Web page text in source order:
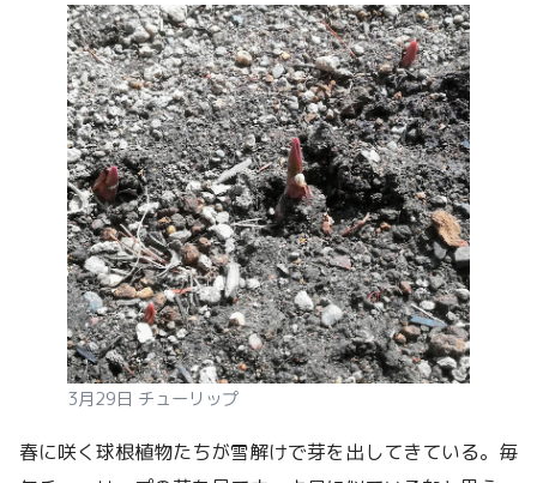
3月29日 チューリップ
春に咲く球根植物たちが雪解けで芽を出してきている。毎